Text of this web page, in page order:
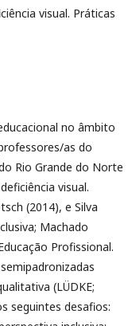
visual. Práticas
no âmbito
as do
Rio Grande do Norte
visual.
(2014), e Silva
Machado
Profissional.
(LÜDKE;
seguintes desafios: